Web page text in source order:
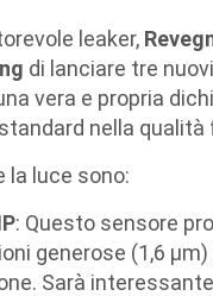
leaker,
di lanciare tre
vera e propria
nella
la luce sono:
: Questo sensore
generose (1,6
Sarà